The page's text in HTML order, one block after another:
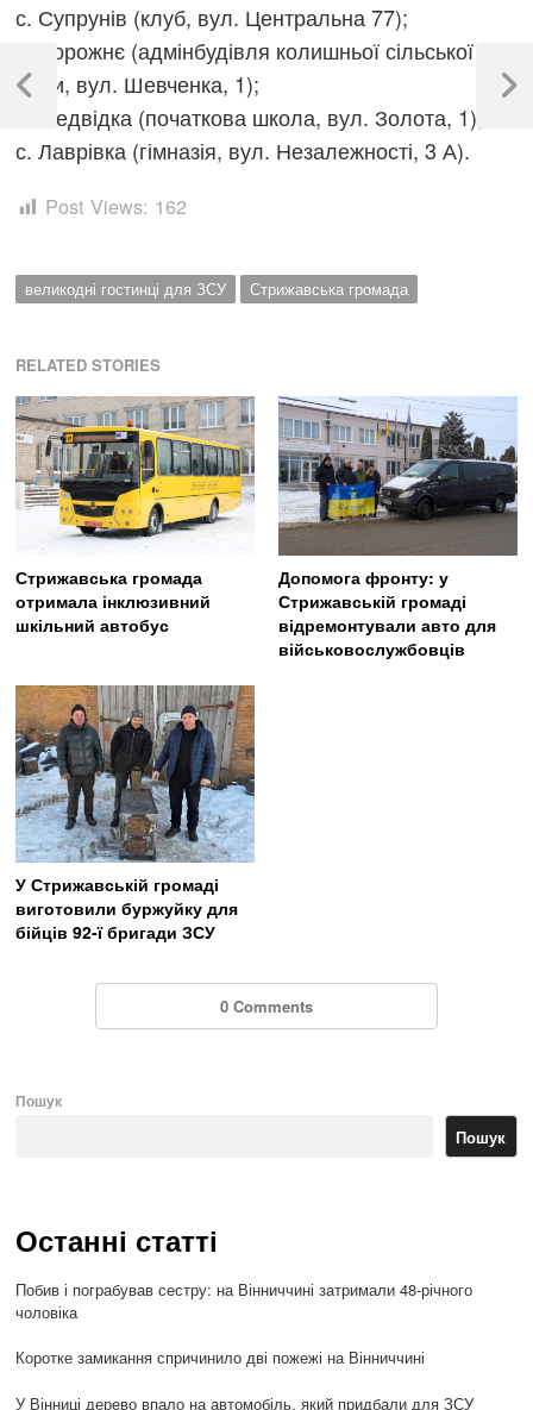
с. Супрунів (клуб, вул. Центральна 77);
с. Дорожнє (адмінбудівля колишньої сільської
ради, вул. Шевченка, 1);
с. Медвідка (початкова школа, вул. Золота, 1);
с. Лаврівка (гімназія, вул. Незалежності, 3 А).
Post Views: 162
великодні гостинці для ЗСУ Стрижавська громада
RELATED STORIES
Стрижавська громада
отримала інклюзивний
шкільний автобус
Допомога фронту: у
Стрижавській громаді
відремонтували авто для
військовослужбовців
У Стрижавській громаді
виготовили буржуйку для
бійців 92-ї бригади ЗСУ
0 Comments
Навігація
записів
Previous
Next
Post
Пошук
Пошук
Останні статті
Побив і пограбував сестру: на Вінниччині затримали 48-річного
чоловіка
Коротке замикання спричинило дві пожежі на Вінниччині
У Вінниці дерево впало на автомобіль, який придбали для ЗСУ